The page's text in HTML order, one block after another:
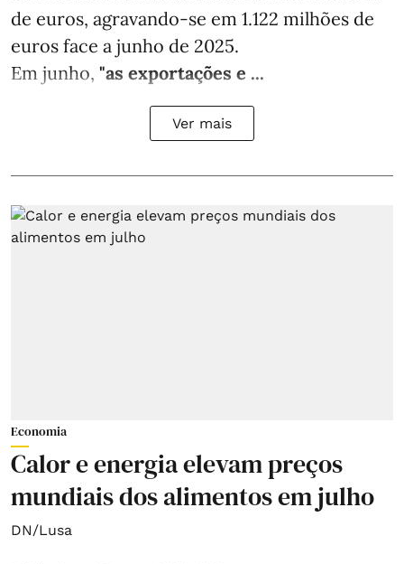
de euros, agravando-se em 1.122 milhões de
euros face a junho de 2025.
Em junho, "as exportações e ...
Ver mais
Economia
Calor e energia elevam preços
mundiais dos alimentos em julho
DN/Lusa